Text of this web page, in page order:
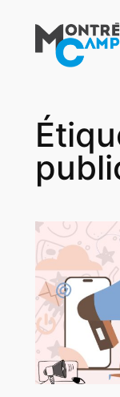
contenu